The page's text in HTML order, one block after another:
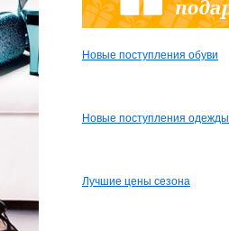
Новые поступления обуви
Новые поступления одежды
Лучшие цены сезона